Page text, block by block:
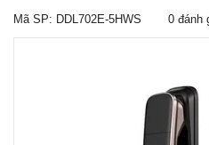
Mã SP: DDL702E-5HWS 0 đánh